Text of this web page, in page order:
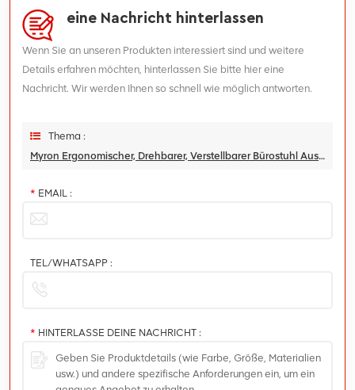
eine Nachricht hinterlassen
Wenn Sie an unseren Produkten interessiert sind und weitere
Details erfahren möchten, hinterlassen Sie bitte hier eine
Nachricht. Wir werden Ihnen so schnell wie möglich antworten.
Thema :
Myron Ergonomischer, Drehbarer, Verstellbarer Bürostuhl Aus Netzstoff Mit Lendenwirbelstütze Und 3D-Armlehnen
* EMAIL :
TEL/WHATSAPP :
* HINTERLASSE DEINE NACHRICHT :